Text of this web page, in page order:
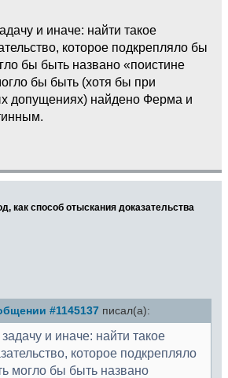
и иначе: найти такое
которое подкрепляло бы
бы быть названо «поистине
бы быть (хотя бы при
допущениях) найдено Ферма и
как способ отыскания доказательства
#1145137 писал(а):
и иначе: найти такое
которое подкрепляло
могло бы быть названо